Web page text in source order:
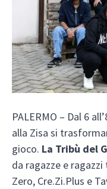
PALERMO – Dal 6
alla Zisa si
gioco. La Tribù del
da ragazze e ragazzi
Zero, Cre.Zi.Plus e